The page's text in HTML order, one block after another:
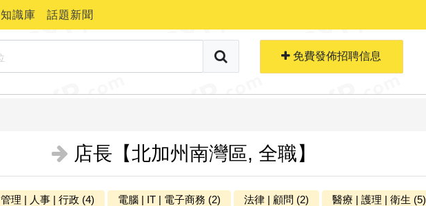
知識庫 話題新聞
免費發佈招聘信息
免費生成簡歷
店長【北加州南灣區, 全職】
管理 | 人事 | 行政 (4) 電腦 | IT | 電子商務 (2) 法律 | 顧問 (2) 醫療 | 護理 | 衛生 (5)